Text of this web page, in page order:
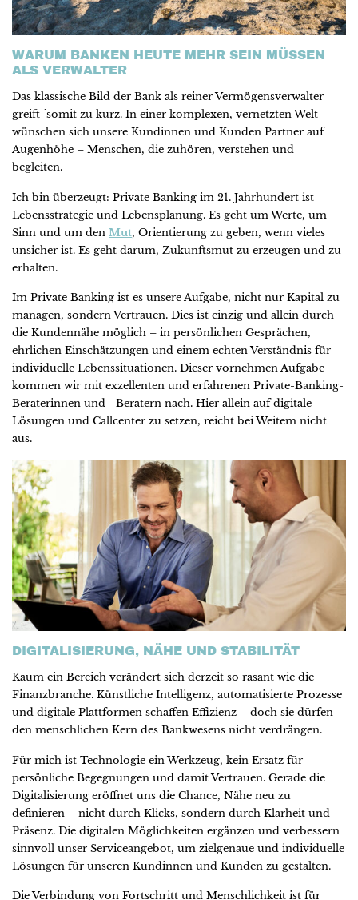
WARUM BANKEN HEUTE MEHR SEIN MÜSSEN
ALS VERWALTER
Das klassische Bild der Bank als reiner Vermögensverwalter
greift ´somit zu kurz. In einer komplexen, vernetzten Welt
wünschen sich unsere Kundinnen und Kunden Partner auf
Augenhöhe – Menschen, die zuhören, verstehen und
begleiten.
Ich bin überzeugt: Private Banking im 21. Jahrhundert ist
Lebensstrategie und Lebensplanung. Es geht um Werte, um
Sinn und um den Mut, Orientierung zu geben, wenn vieles
unsicher ist. Es geht darum, Zukunftsmut zu erzeugen und zu
erhalten.
Im Private Banking ist es unsere Aufgabe, nicht nur Kapital zu
managen, sondern Vertrauen. Dies ist einzig und allein durch
die Kundennähe möglich – in persönlichen Gesprächen,
ehrlichen Einschätzungen und einem echten Verständnis für
individuelle Lebenssituationen. Dieser vornehmen Aufgabe
kommen wir mit exzellenten und erfahrenen Private-Banking-
Beraterinnen und –Beratern nach. Hier allein auf digitale
Lösungen und Callcenter zu setzen, reicht bei Weitem nicht
aus.
DIGITALISIERUNG, NÄHE UND STABILITÄT
Kaum ein Bereich verändert sich derzeit so rasant wie die
Finanzbranche. Künstliche Intelligenz, automatisierte Prozesse
und digitale Plattformen schaffen Effizienz – doch sie dürfen
den menschlichen Kern des Bankwesens nicht verdrängen.
Für mich ist Technologie ein Werkzeug, kein Ersatz für
persönliche Begegnungen und damit Vertrauen. Gerade die
Digitalisierung eröffnet uns die Chance, Nähe neu zu
definieren – nicht durch Klicks, sondern durch Klarheit und
Präsenz. Die digitalen Möglichkeiten ergänzen und verbessern
sinnvoll unser Serviceangebot, um zielgenaue und individuelle
Lösungen für unseren Kundinnen und Kunden zu gestalten.
Die Verbindung von Fortschritt und Menschlichkeit ist für